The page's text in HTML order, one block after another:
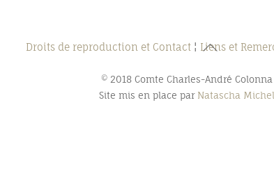
Back
Top
Droits de reproduction et Contact¦ Liens et
© 2018 Comte Charles-André
Site mis en place par Natascha